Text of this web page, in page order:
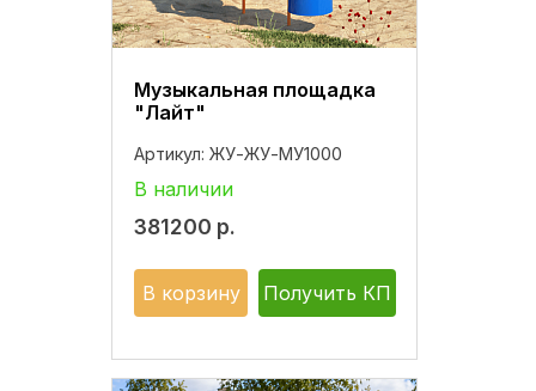
Музыкальная площадка
"Лайт"
Артикул: ЖУ-ЖУ-МУ1000
В наличии
381200 р.
В корзину Получить КП